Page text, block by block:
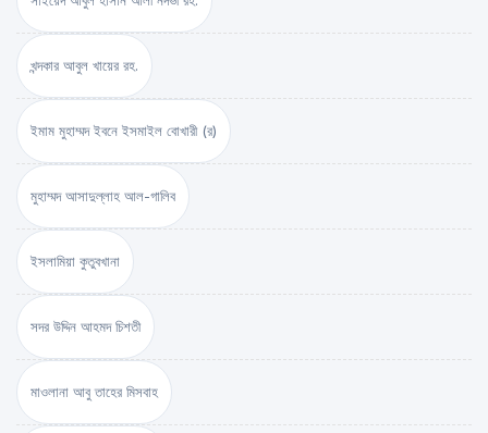
খন্দকার আবুল খায়ের রহ.
ইমাম মুহাম্মদ ইবনে ইসমাইল বোখারী (র)
মুহাম্মদ আসাদুল্লাহ আল-গালিব
ইসলামিয়া কুতুবখানা
সদর উদ্দিন আহমদ চিশতী
মাওলানা আবু তাহের মিসবাহ